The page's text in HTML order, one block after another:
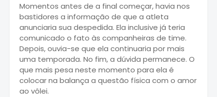
Momentos antes de a final começar, havia nos
bastidores a informação de que a atleta
anunciaria sua despedida. Ela inclusive já teria
comunicado o fato às companheiras de time.
Depois, ouvia-se que ela continuaria por mais
uma temporada. No fim, a dúvida permanece. O
que mais pesa neste momento para ela é
colocar na balança a questão física com o amor
ao vôlei.